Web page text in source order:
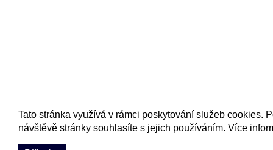
Tato stránka využívá v rámci poskytování služeb cookies.
návštěvě stránky souhlasíte s jejich používáním. Více